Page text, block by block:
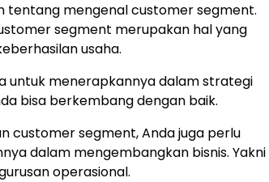
tentang mengenal customer segment.
segment merupakan hal yang
usaha.
untuk menerapkannya dalam strategi
bisa berkembang dengan baik.
customer segment, Anda juga perlu
dalam mengembangkan bisnis. Yakni
operasional.